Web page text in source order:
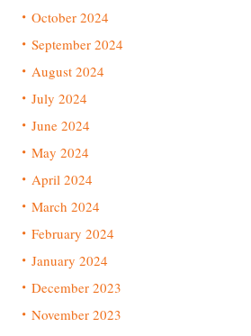
October 2024
September 2024
August 2024
July 2024
June 2024
May 2024
April 2024
March 2024
February 2024
January 2024
December 2023
November 2023